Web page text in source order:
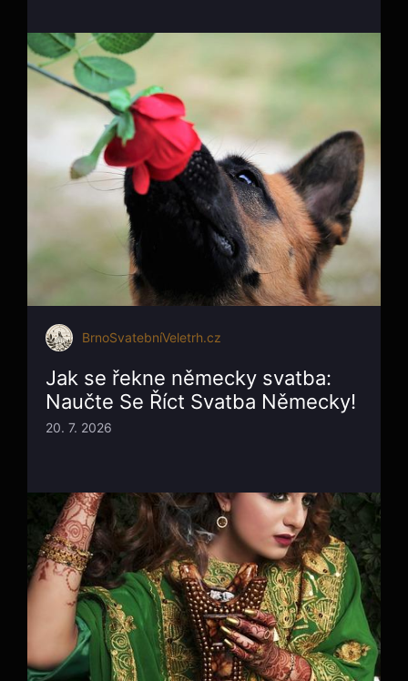
BrnoSvatebníVeletrh.cz
Jak se řekne německy svatba:
Naučte Se Říct Svatba Německy!
20. 7. 2026